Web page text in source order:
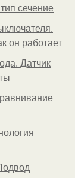
сечение
он работает
Датчик